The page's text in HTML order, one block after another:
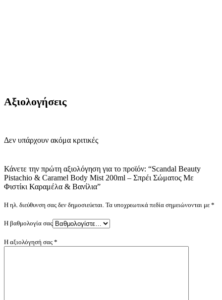
Αξιολογήσεις
Δεν υπάρχουν ακόμα κριτικές
Κάνετε την πρώτη αξιολόγηση για το προϊόν: “Scandal Beauty
Pistachio & Caramel Body Mist 200ml – Σπρέι Σώματος Με
Φιστίκι Καραμέλα & Βανίλια”
Η ηλ. διεύθυνση σας δεν δημοσιεύεται. Τα υποχρεωτικά πεδία σημειώνονται με *
Η βαθμολογία σας
Η αξιολόγησή σας *